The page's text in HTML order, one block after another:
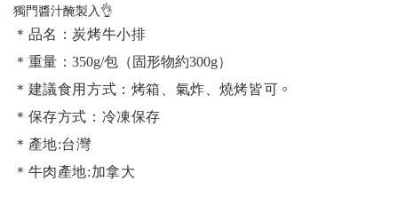
獨門醬汁醃製入👌
＊品名：炭烤牛小排
＊重量：350g/包（固形物約300g）
＊建議食用方式：烤箱、氣炸
燒烤皆可 。
＊保存方式：冷凍保存
＊產地:台灣
＊牛肉產地:加拿大